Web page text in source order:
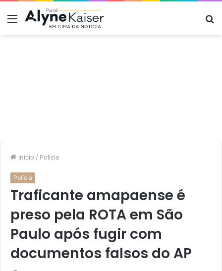
Menu
Início / Polícia
Polícia
Traficante amapaense é
preso pela ROTA em São
Paulo após fugir com
documentos falsos do AP